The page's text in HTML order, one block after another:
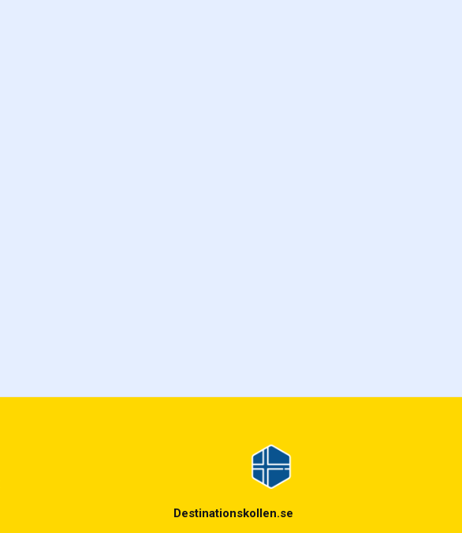
Destinationskollen.se